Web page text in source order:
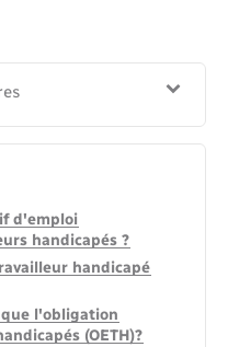
d'emploi
handicapés ?
handicapé
l'obligation
(OETH)?